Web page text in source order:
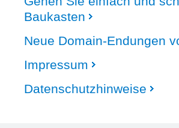
Baukasten
Neue Domain-Endungen
Impressum
Datenschutzhinweise